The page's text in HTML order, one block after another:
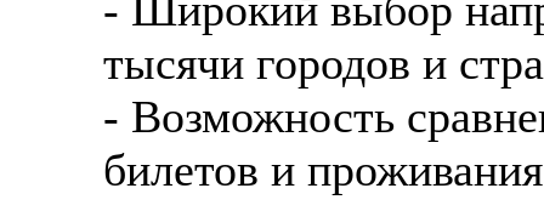
тысячи городов и
- Возможность
билетов и